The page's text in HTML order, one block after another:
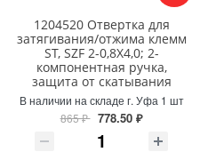
1204520 Отвертка для
затягивания/отжима клемм
ST, SZF 2-0,8X4,0; 2-
компонентная ручка,
защита от скатывания
В наличии на складе г. Уфа 1 шт
865 ₽ 778.50 ₽